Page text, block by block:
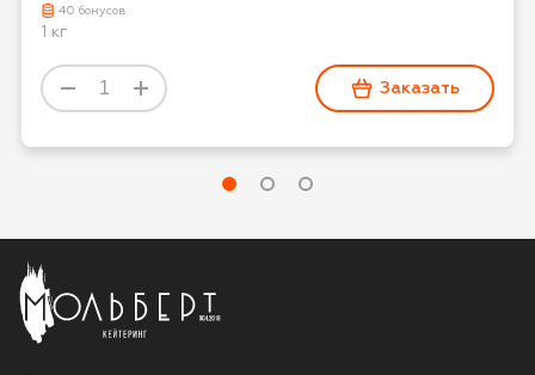
40 бонусов
1 кг
Заказать